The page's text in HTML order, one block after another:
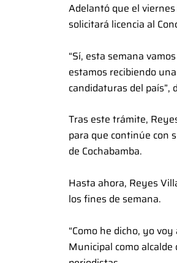
Adelantó que el
solicitará licencia al
“Sí, esta semana
estamos recibiendo
candidaturas del país”,
Tras este trámite,
para que continúe con
de Cochabamba.
Hasta ahora, Reyes
los fines de semana.
“Como he dicho, yo
Municipal como